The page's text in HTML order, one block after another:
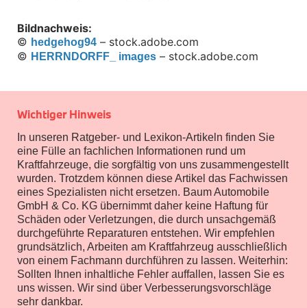
Transport & Gepäck
Exterieur
Interieur
Winterkompletträder
Räderzubehör
Reifen
Sicherheit
BMW i4 Zubehör
M Performance
e-Mobilität
Transport & Gepäck
Exterieur
Interieur
Kommunikation & Information
Winterkompletträder
Sommerkompletträder
Räderzubehör
Felgen
Bildnachweis:
© hedgehog94 – stock.adobe.com
© HERRNDORFF_ images – stock.adobe.com
Wichtiger Hinweis
In unseren Ratgeber- und Lexikon-Artikeln finden Sie
eine Fülle an fachlichen Informationen rund um
Kraftfahrzeuge, die sorgfältig von uns zusammengestellt
wurden. Trotzdem können diese Artikel das Fachwissen
eines Spezialisten nicht ersetzen. Baum Automobile
GmbH & Co. KG übernimmt daher keine Haftung für
Schäden oder Verletzungen, die durch unsachgemäß
durchgeführte Reparaturen entstehen. Wir empfehlen
grundsätzlich, Arbeiten am Kraftfahrzeug ausschließlich
von einem Fachmann durchführen zu lassen. Weiterhin:
Sollten Ihnen inhaltliche Fehler auffallen, lassen Sie es
uns wissen. Wir sind über Verbesserungsvorschläge
sehr dankbar.